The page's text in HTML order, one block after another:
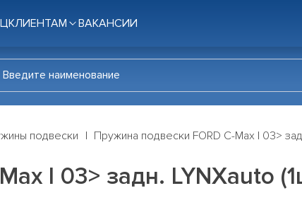
КЛИЕНТАМ ВАКАНСИИ
подвески Пружина подвески FORD C-Max I 03>
I 03> задн. LYNXauto